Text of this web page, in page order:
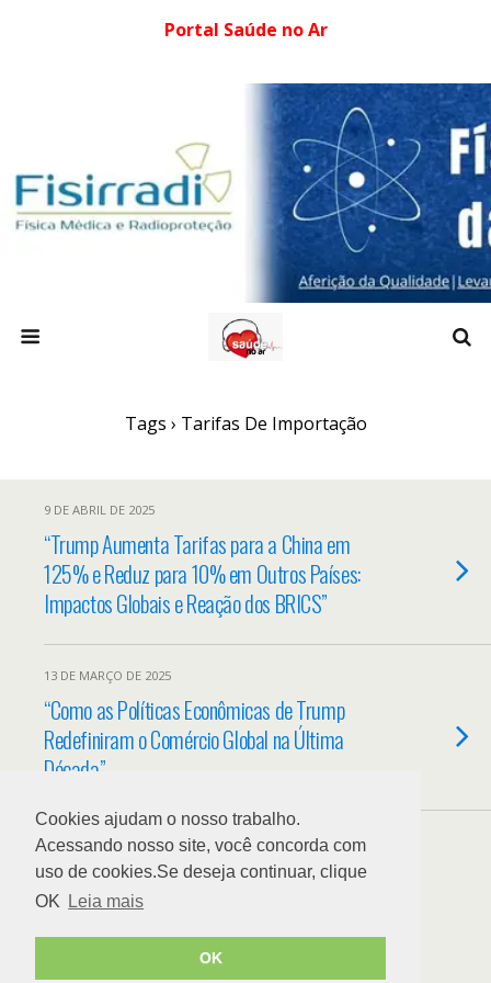
Cookies ajudam o nosso trabalho.
Acessando nosso site, você concorda com
uso de cookies.Se deseja continuar, clique
OK
Leia mais
OK
Portal Saúde no Ar
Tags › Tarifas De Importação
9 DE ABRIL DE 2025
“Trump Aumenta Tarifas para a China em
125% e Reduz para 10% em Outros Países:
Impactos Globais e Reação dos BRICS”
13 DE MARÇO DE 2025
“Como as Políticas Econômicas de Trump
Redefiniram o Comércio Global na Última
Década”
Back to top